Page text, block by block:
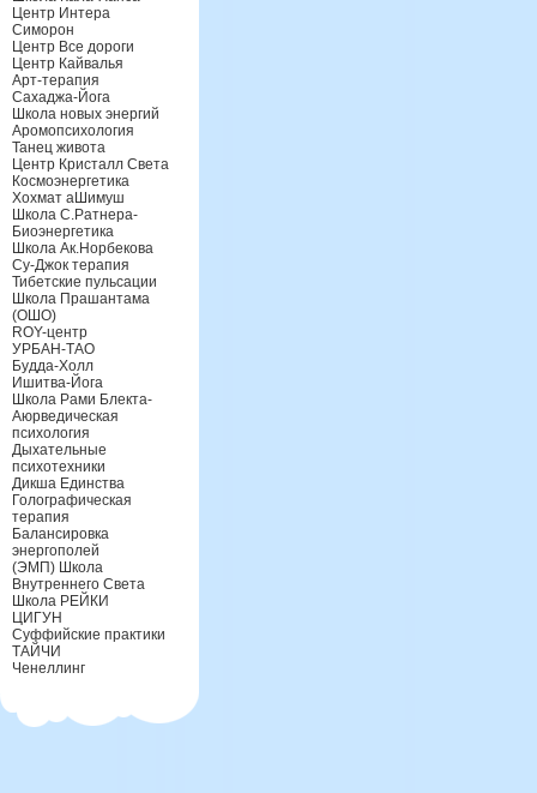
Центр Интера
Симорон
Центр Все дороги
Центр Кайвалья
Арт-терапия
Сахаджа-Йога
Школа новых энергий
Аромопсихология
Танец живота
Центр Кристалл Света
Космоэнергетика
Хохмат аШимуш
Школа С.Ратнера-
Биоэнергетика
Школа Ак.Норбекова
Су-Джок терапия
Тибетские пульсации
Школа Прашантама
(ОШО)
ROY-центр
УРБАН-ТАО
Будда-Холл
Ишитва-Йога
Школа Рами Блекта-
Аюрведическая
психология
Дыхательные
психотехники
Дикша Единства
Голографическая
терапия
Балансировка
энергополей
(ЭМП) Школа
Внутреннего Света
Школа РЕЙКИ
ЦИГУН
Суффийские практики
ТАЙЧИ
Ченеллинг